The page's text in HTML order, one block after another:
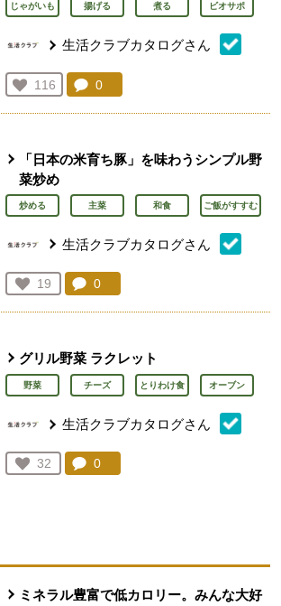
じゃがいも 揚げる 煮る ビオサポ
生活クラブカタログさん
お気に入り登録：
116
人が登録
コメント：
0
「日本の米育ち豚」を味わうシンプル野
菜炒め
炒める 主菜 和食 ご飯がすすむ
生活クラブカタログさん
お気に入り登録：
19
人が登録
コメント：
0
グリル野菜 ラクレット
野菜 チーズ とりわけ食 オーブン
生活クラブカタログさん
お気に入り登録：
32
人が登録
コメント：
0
ミネラル豊富で低カロリー。みんな大好